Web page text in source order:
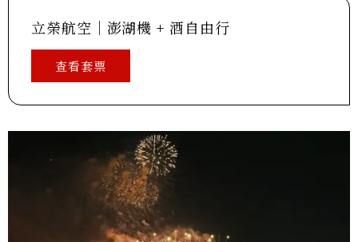
立榮航空｜澎湖機 + 酒自由行
查看套票